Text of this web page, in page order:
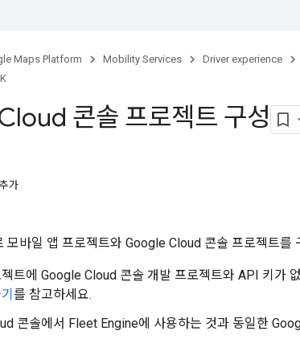
Maps Platform Mobility Services Driver experience
콘솔 프로젝트 구성
가
모바일 앱 프로젝트와 Google Cloud 콘솔 프로젝트를
젝트에 Google Cloud 콘솔 개발 프로젝트와 API 키가
를 참고하세요.
콘솔에서 Fleet Engine에 사용하는 것과 동일한